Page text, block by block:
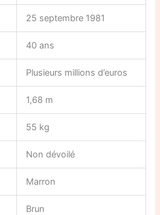
25 septembre 1981
40 ans
Plusieurs millions d’euros
1,68 m
55 kg
Non dévoilé
Marron
Brun